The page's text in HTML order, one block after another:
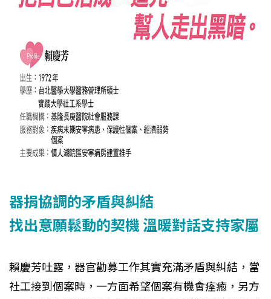
器捐協調的矛盾與糾結
找出意願鬆動的契機 溫暖對話支持家屬
賴慶芳吐露，器官勸募工作其實充滿矛盾與糾結，當
社工接到個案時，一方面希望個案有機會痊癒，另方